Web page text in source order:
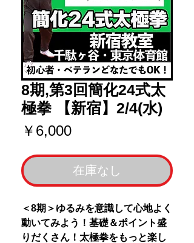
8期,第3回簡化24式太
極拳 【新宿】2/4(水)
￥6,000価
在庫なし
＜8期＞ゆるみを意識して心地よく
動いてみよう！基礎＆ポイント盛
りだくさん！太極拳をもっと楽し